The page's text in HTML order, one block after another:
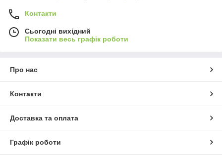
Контакти
Сьогодні вихідний
Показати весь графік роботи
Про нас
Контакти
Доставка та оплата
Графік роботи